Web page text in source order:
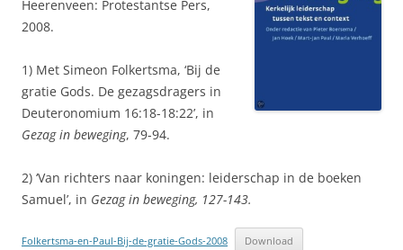
Heerenveen: Protestantse Pers,
2008.
1) Met Simeon Folkertsma, ‘Bij de
gratie Gods. De gezagsdragers in
Deuteronomium 16:18-18:22’, in
Gezag in beweging, 79-94.
2) ‘Van richters naar koningen: leiderschap in de boeken
Samuel’, in Gezag in beweging, 127-143.
Folkertsma-en-Paul-Bij-de-gratie-Gods-2008 Download